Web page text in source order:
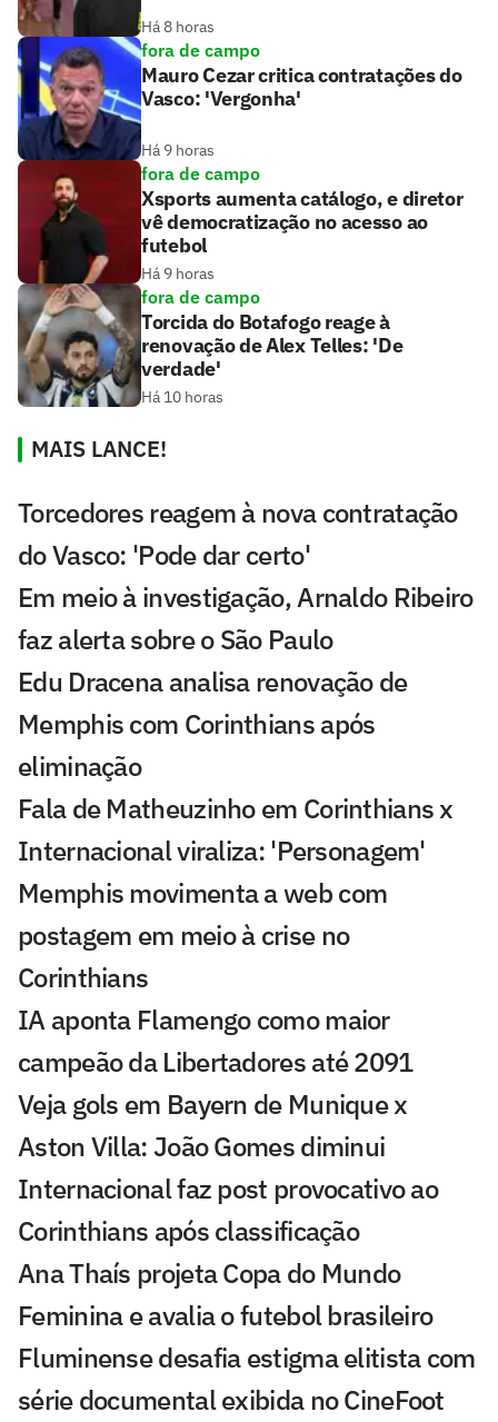
Há 8 horas
fora de campo
Mauro Cezar critica contratações do
Vasco: 'Vergonha'
Há 9 horas
fora de campo
Xsports aumenta catálogo, e diretor
vê democratização no acesso ao
futebol
Há 9 horas
fora de campo
Torcida do Botafogo reage à
renovação de Alex Telles: 'De
verdade'
Há 10 horas
MAIS LANCE!
Torcedores reagem à nova contratação
do Vasco: 'Pode dar certo'
Em meio à investigação, Arnaldo Ribeiro
faz alerta sobre o São Paulo
Edu Dracena analisa renovação de
Memphis com Corinthians após
eliminação
Fala de Matheuzinho em Corinthians x
Internacional viraliza: 'Personagem'
Memphis movimenta a web com
postagem em meio à crise no
Corinthians
IA aponta Flamengo como maior
campeão da Libertadores até 2091
Veja gols em Bayern de Munique x
Aston Villa: João Gomes diminui
Internacional faz post provocativo ao
Corinthians após classificação
Ana Thaís projeta Copa do Mundo
Feminina e avalia o futebol brasileiro
Fluminense desafia estigma elitista com
série documental exibida no CineFoot